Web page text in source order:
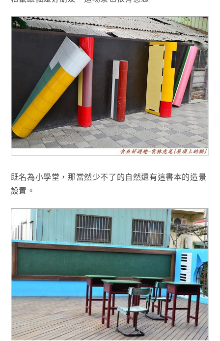
既名為小學堂，那當然少不了的自然還有這書本的造景
設置 。